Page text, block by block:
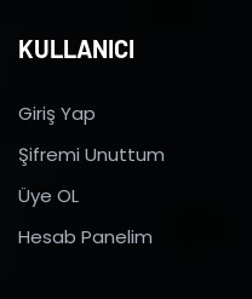
KULLANICI
Giriş Yap
Şifremi Unuttum
Üye OL
Hesab Panelim